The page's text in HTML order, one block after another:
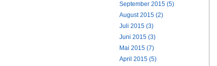
September 2015 (5)
August 2015 (2)
Juli 2015 (3)
Juni 2015 (3)
Mai 2015 (7)
April 2015 (5)